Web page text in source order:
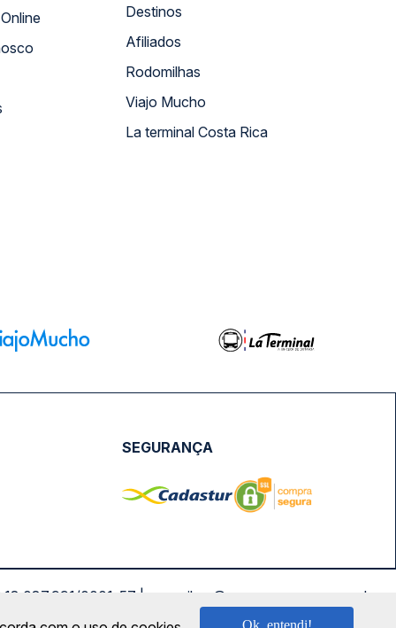
Atendimento Online
Destinos
Afiliados
Rodomilhas
Viajo Mucho
La terminal Costa Rica
SEGURANÇA
0001-57 | saconibus@queropassagem.com.br